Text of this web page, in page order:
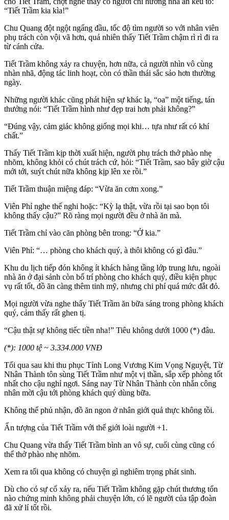
“Tiết Trầm kia kìa!”
Chu Quang đột ngột ngẩng đầu, tốc độ tìm người so với nhân viên
phụ trách còn vội vã hơn, quả nhiên thấy Tiết Trầm chậm rì rì đi ra
từ cánh cửa.
Tiết Trầm không xảy ra chuyện, hơn nữa, cả người nhìn vô cùng
nhàn nhã, động tác linh hoạt, còn có thần thái sắc sảo hơn thường
ngày.
Những người khác cũng phát hiện sự khác lạ, “oa” một tiếng, tán
thưởng nói: “Tiết Trầm hình như đẹp trai hơn phải không?”
“Đúng vậy, cảm giác không giống mọi khi… tựa như rất có khí
chất.”
Thấy Tiết Trầm kịp thời xuất hiện, người phụ trách thở phào nhẹ
nhõm, không khỏi có chút trách cứ, hỏi: “Tiết Trầm, sao bây giờ cậu
mới tới, suýt chút nữa không kịp lên xe rồi.”
Tiết Trầm thuận miệng đáp: “Vừa ăn cơm xong.”
Viên Phỉ nghe thế nghi hoặc: “Kỳ lạ thật, vừa rồi tại sao bọn tôi
không thấy cậu?” Rõ ràng mọi người đều ở nhà ăn mà.
Tiết Trầm chỉ vào căn phòng bên trong: “Ở kia.”
Viên Phỉ: “… phòng cho khách quý, à thôi không có gì đâu.”
Khu du lịch tiếp đón không ít khách hàng tầng lớp trung lưu, ngoài
nhà ăn ở đại sảnh còn bố trí phòng cho khách quý, điều kiện phục
vụ rất tốt, đồ ăn càng thêm tinh mỹ, nhưng chi phí quá mức đắt đỏ.
Mọi người vừa nghe thấy Tiết Trầm ăn bữa sáng trong phòng khách
quý, cảm thấy rất ghen tị.
“Cậu thật sự không tiếc tiền nha!” Tiêu không dưới 1000 (*) đâu.
(*): 1000 tệ ~ 3.334.000 VNĐ
Tối qua sau khi thu phục Tỉnh Long Vương Kim Vọng Nguyệt, Từ
Nhân Thành tôn sùng Tiết Trầm như một vị thần, sắp xếp phòng tốt
nhất cho cậu nghỉ ngơi. Sáng nay Từ Nhân Thành còn nhắn công
nhân mời cậu tới phòng khách quý dùng bữa.
Không thể phủ nhận, đồ ăn ngon ở nhân giới quả thực không tồi.
Ấn tượng của Tiết Trầm với thế giới loài người +1.
Chu Quang vừa thấy Tiết Trầm bình an vô sự, cuối cùng cũng có
thể thở phào nhẹ nhõm.
Xem ra tối qua không có chuyện gì nghiêm trọng phát sinh.
Dù cho có sự cố xảy ra, nếu Tiết Trầm không gặp chút thương tổn
nào chứng minh không phải chuyện lớn, có lẽ người của tập đoàn
đã xử lí tốt rồi.